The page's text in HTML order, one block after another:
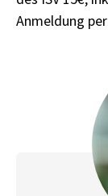
Anmeldung